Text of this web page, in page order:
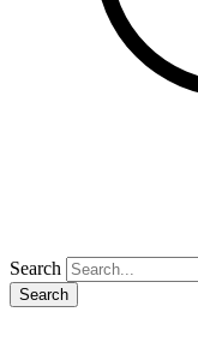
Search
Search